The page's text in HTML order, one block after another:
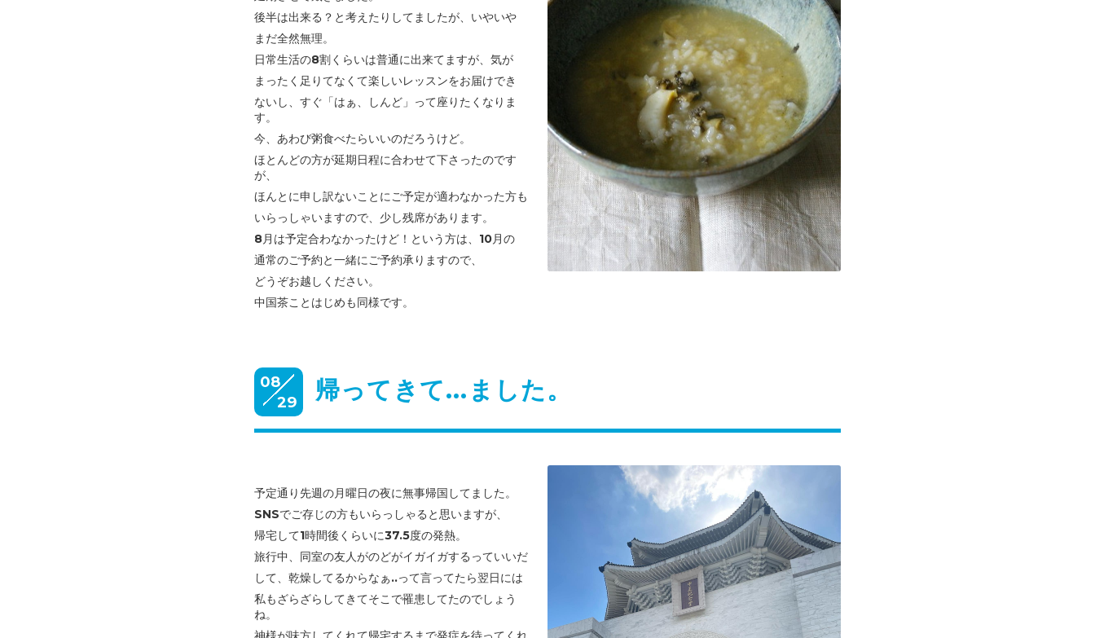
後半は出来る？と考えたりしてましたが、いやいや
まだ全然無理。
日常生活の8割くらいは普通に出来てますが、気が
まったく足りてなくて楽しいレッスンをお届けでき
ないし、 すぐ「はぁ、しんど」って座りたくなりま
す。
今、あわび粥食べたらいいのだろうけど。
ほとんどの方が延期日程に合わせて下さったのです
が、
ほんとに申し訳ないことにご予定が適わなかった方も
いらっしゃいますので、 少し残席があります。
8月は予定合わなかったけど！という方は、10月の
通常のご予約と一緒にご予約承りますので、
どうぞお越しください。
中国茶ことはじめも同様です。
08
29
帰ってきて...ました。
予定通り先週の月曜日の夜に無事帰国してました。
SNSでご存じの方もいらっしゃると思いますが、
帰宅して1時間後くらいに37.5度の発熱。
旅行中、同室の友人がのどがイガイガするっていいだ
して、 乾燥してるからなぁ..って言ってたら翌日には
私もざらざらしてきてそこで罹患してたのでしょう
ね。